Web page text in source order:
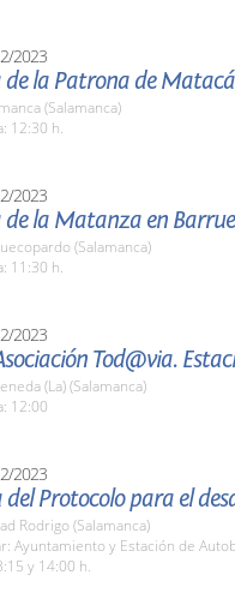
2023
de la Patrona de
(Salamanca)
12:30 h.
2023
de la Matanza en
(Salamanca)
11:30 h.
2023
Tod@via.
(La) (Salamanca)
12:00
2023
del Protocolo para el
Rodrigo (Salamanca)
Ayuntamiento y Estación de
y 14:00 h.